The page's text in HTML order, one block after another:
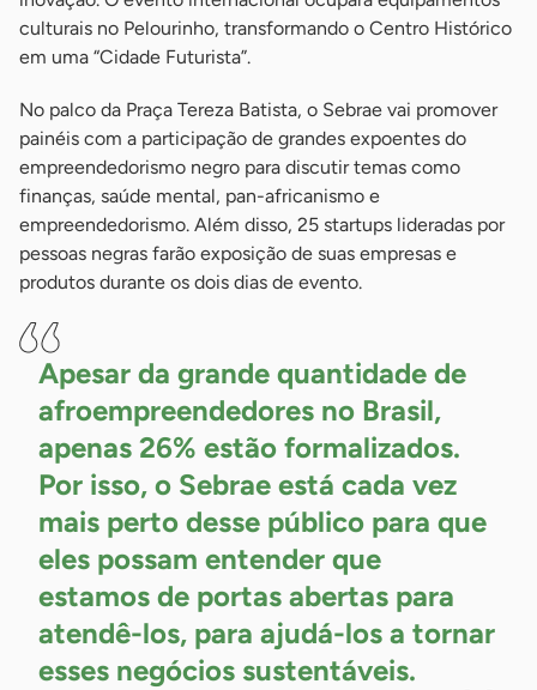
culturais no Pelourinho, transformando o Centro Histórico
em uma “Cidade Futurista”.
No palco da Praça Tereza Batista, o Sebrae vai promover
painéis com a participação de grandes expoentes do
empreendedorismo negro para discutir temas como
finanças, saúde mental, pan-africanismo e
empreendedorismo. Além disso, 25 startups lideradas por
pessoas negras farão exposição de suas empresas e
produtos durante os dois dias de evento.
Apesar da grande quantidade de
afroempreendedores no Brasil,
apenas 26% estão formalizados.
Por isso, o Sebrae está cada vez
mais perto desse público para que
eles possam entender que
estamos de portas abertas para
atendê-los, para ajudá-los a tornar
esses negócios sustentáveis.